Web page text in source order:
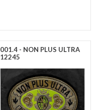
001.4 - NON PLUS ULTRA
12245